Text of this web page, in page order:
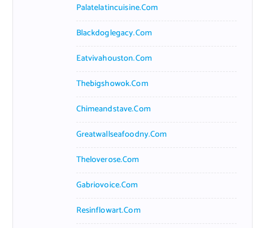
Palatelatincuisine.com
Blackdoglegacy.com
Eatvivahouston.com
Thebigshowok.com
Chimeandstave.com
Greatwallseafoodny.com
Theloverose.com
Gabriovoice.com
Resinflowart.com